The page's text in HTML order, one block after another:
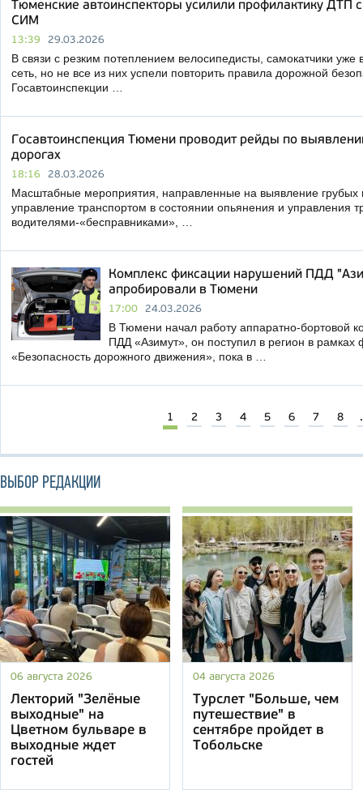
Тюменские автоинспекторы усилили профилактику ДТП
СИМ
13:39 29.03.2026
В связи с резким потеплением велосипедисты, самокатчики
сеть, но не все из них успели повторить правила дорожной
Госавтоинспекции …
Госавтоинспекция Тюмени проводит рейды по
дорогах
18:16 28.03.2026
Масштабные мероприятия, направленные на выявление
управление транспортом в состоянии опьянения и управления
водителями-«бесправниками», …
Комплекс фиксации нарушений ПДД
апробировали в Тюмени
17:00 24.03.2026
В Тюмени начал работу аппаратно-бортовой
ПДД «Азимут», он поступил в регион в рамках
«Безопасность дорожного движения», пока в …
1 2 3 4 5 6 7 8
ВЫБОР РЕДАКЦИИ
06 августа 2026
Лекторий "Зелёные
выходные" на
Цветном бульваре в
выходные ждет
гостей
04 августа 2026
Турслет "Больше, чем
путешествие" в
сентябре пройдет в
Тобольске